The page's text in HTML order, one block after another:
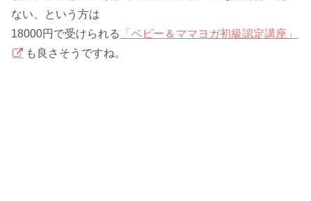
ない、という方は
18000円で受けられる
「ベビー＆ママヨガ初級認定講座」
も良さそうですね。